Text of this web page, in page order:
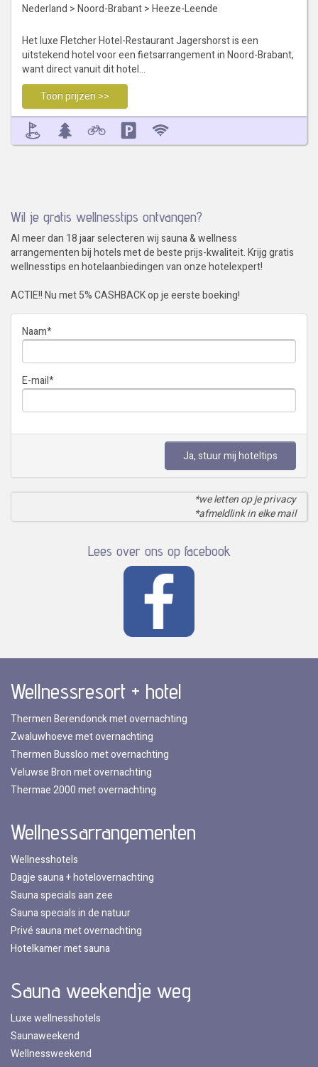
Nederland >Noord-Brabant>Heeze-Leende
Het luxe Fletcher Hotel-Restaurant Jagershorst is een
uitstekend hotel voor een fietsarrangement in Noord-Brabant,
want direct vanuit dit hotel…
Toon prijzen >>
Wil je gratis wellnesstips ontvangen?
Al meer dan 18 jaar selecteren wij sauna & wellness
arrangementen bij hotels met de beste prijs-kwaliteit. Krijg gratis
wellnesstips en hotelaanbiedingen van onze hotelexpert!
ACTIE!! Nu met 5% CASHBACK op je eerste boeking!
Naam*
E-mail*
Ja, stuur mij hoteltips
*we letten op je privacy
*afmeldlink in elke mail
Lees over ons op facebook
Wellnessresort + hotel
Thermen Berendonck met overnachting
Zwaluwhoeve met overnachting
Thermen Bussloo met overnachting
Veluwse Bron met overnachting
Thermae 2000 met overnachting
Wellnessarrangementen
Wellnesshotels
Dagje sauna + hotelovernachting
Sauna specials aan zee
Sauna specials in de natuur
Privé sauna met overnachting
Hotelkamer met sauna
Sauna weekendje weg
Luxe wellnesshotels
Saunaweekend
Wellnessweekend